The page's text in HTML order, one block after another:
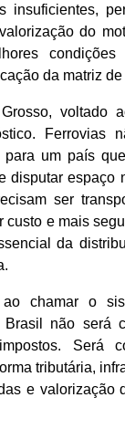
insuficientes,
do
da matriz de
voltado
Ferrovias
para um país
disputar espaço
ser
custo e mais
da
chamar o
Brasil não será
Será
tributária,
e valorização